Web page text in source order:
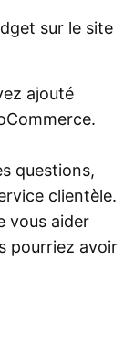
sur le site
ajouté
questions,
clientèle.
vous aider
pourriez avoir